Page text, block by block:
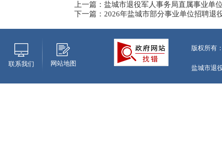
上一篇：盐城市退役军人事务局直属事业单
下一篇：2026年盐城市部分事业单位招聘退
联系我们 网站地图
版权所有
盐城市退